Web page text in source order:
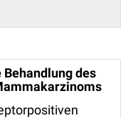
Behandlung des